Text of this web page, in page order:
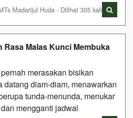
Madarijul Huda - Dilihat 305 kali
Rasa Malas Kunci Membuka
merasakan bisikan
datang diam-diam, menawarkan
tunda-menunda, menukar
mengganti jadwal